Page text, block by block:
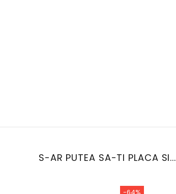
S-AR PUTEA SA-TI PLACA SI...